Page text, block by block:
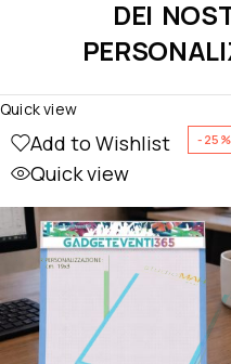
DEI
-25%
Add to Wishlist
Quick view
Quick view